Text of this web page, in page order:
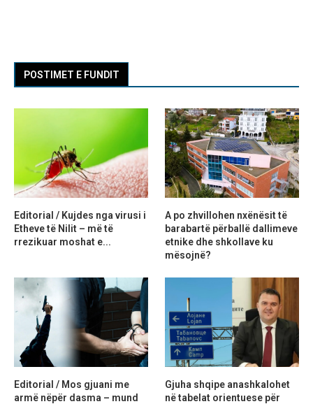
POSTIMET E FUNDIT
Editorial / Kujdes nga virusi i
Etheve të Nilit – më të
rrezikuar moshat e...
A po zhvillohen nxënësit të
barabartë përballë dallimeve
etnike dhe shkollave ku
mësojnë?
Editorial / Mos gjuani me
armë nëpër dasma – mund
Gjuha shqipe anashkalohet
në tabelat orientuese për